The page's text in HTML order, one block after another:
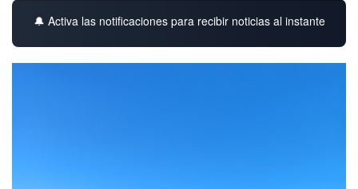
🔔 Activa las notificaciones para recibir noticias al instante